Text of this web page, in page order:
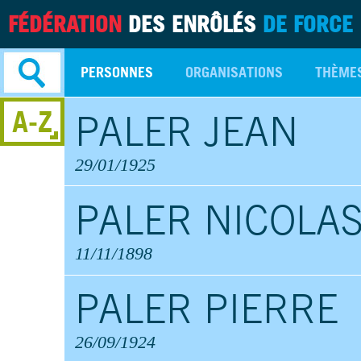
FÉDÉRATION DES ENRÔLÉS DE FORCE
Recherche
avancée
A-Z
PERSONNES ORGANISATIONS
PALER JEAN
29/01/1925
PALER NICOLAS
11/11/1898
PALER PIERRE
26/09/1924